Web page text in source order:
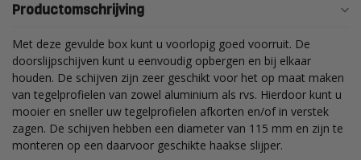
Productomschrijving
Met deze gevulde box kunt u voorlopig goed voorruit. De
doorslijpschijven kunt u eenvoudig opbergen en bij elkaar
houden. De schijven zijn zeer geschikt voor het op maat maken
van tegelprofielen van zowel aluminium als rvs. Hierdoor kunt u
mooier en sneller uw tegelprofielen afkorten en/of in verstek
zagen. De schijven hebben een diameter van 115 mm en zijn te
monteren op een daarvoor geschikte haakse slijper.